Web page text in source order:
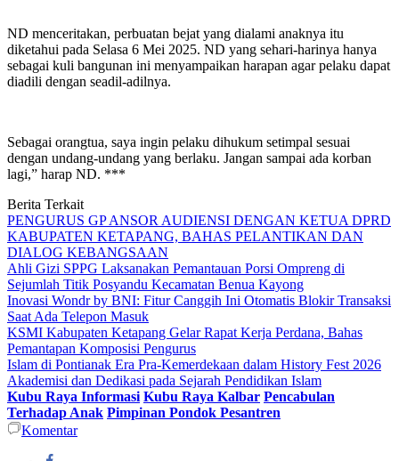
ND menceritakan, perbuatan bejat yang dialami anaknya itu
diketahui pada Selasa 6 Mei 2025. ND yang sehari-harinya hanya
sebagai kuli bangunan ini menyampaikan harapan agar pelaku dapat
diadili dengan seadil-adilnya.
Sebagai orangtua, saya ingin pelaku dihukum setimpal sesuai
dengan undang-undang yang berlaku. Jangan sampai ada korban
lagi,” harap ND. ***
Berita Terkait
PENGURUS GP ANSOR AUDIENSI DENGAN KETUA DPRD
KABUPATEN KETAPANG, BAHAS PELANTIKAN DAN
DIALOG KEBANGSAAN
Ahli Gizi SPPG Laksanakan Pemantauan Porsi Ompreng di
Sejumlah Titik Posyandu Kecamatan Benua Kayong
Inovasi Wondr by BNI: Fitur Canggih Ini Otomatis Blokir Transaksi
Saat Ada Telepon Masuk
KSMI Kabupaten Ketapang Gelar Rapat Kerja Perdana, Bahas
Pemantapan Komposisi Pengurus
Islam di Pontianak Era Pra-Kemerdekaan dalam History Fest 2026
Akademisi dan Dedikasi pada Sejarah Pendidikan Islam
Kubu Raya Informasi Kubu Raya Kalbar Pencabulan
Terhadap Anak Pimpinan Pondok Pesantren
Komentar